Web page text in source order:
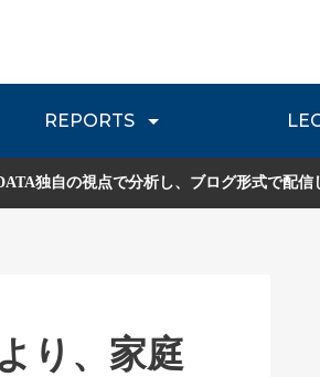
REPORTS
JOURNEY REVIEW
独自の視点で分析し、ブログ形式で配信
り、家庭